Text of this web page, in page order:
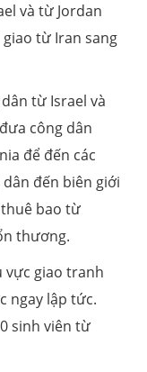
và từ Jordan
từ Iran sang
từ Israel và
công dân
để đến các
đến biên giới
thuê bao từ
thương.
vực giao tranh
ngay lập tức.
sinh viên từ